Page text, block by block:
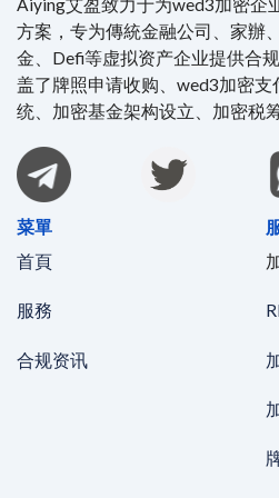
Aiying艾盈致力于为wed3加密企
方案，专为傳統金融公司、家辦
金、Defi等虚拟资产企业提供合
盖了牌照申请收购、wed3加密支
统、加密基金架构设立、加密税
菜單
首頁
服務
合规资讯